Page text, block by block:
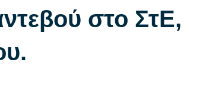
στο ΣτΕ,